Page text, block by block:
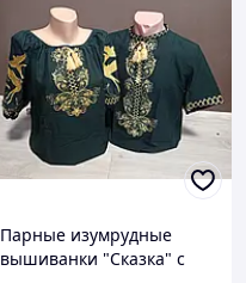
Парные изумрудные
вышиванки "Сказка" с